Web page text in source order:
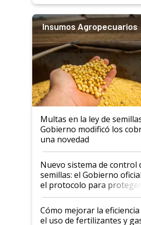
Insumos Agropecuarios
Multas en la ley de
Gobierno modificó los
una novedad
Nuevo sistema de control
semillas: el Gobierno
el protocolo para proteger
propiedad intelectual
Cómo mejorar la eficiencia
el uso de fertilizantes y